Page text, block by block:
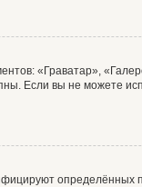
«Граватар»,
Если вы не можете
определённых